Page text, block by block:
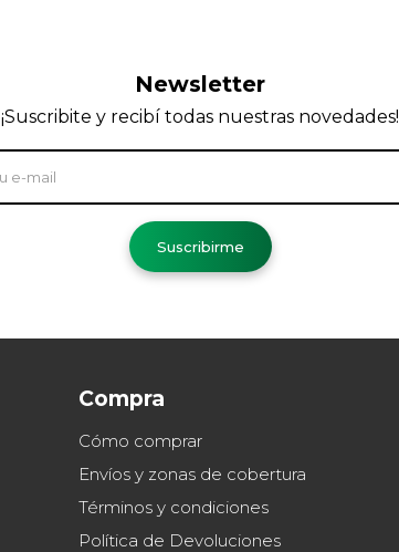
Compra
Cómo comprar
Envíos y zonas de cobertura
Términos y condiciones
Política de Devoluciones
Newsletter
¡Suscribite y recibí todas nuestras novedades!
Suscribirme